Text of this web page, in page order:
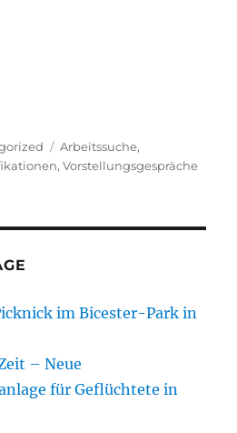
Schlagwörter
Arbeitssuche,
,Vorstellungsgespräche
im Bicester-Park in
– Neue
für Geflüchtete in